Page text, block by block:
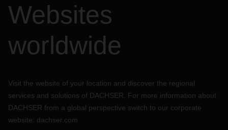
Websites
worldwide
Visit the website of your location and discover the regional
services and solutions of DACHSER. For more information about
DACHSER from a global perspective switch to our corporate
website: dachser.com